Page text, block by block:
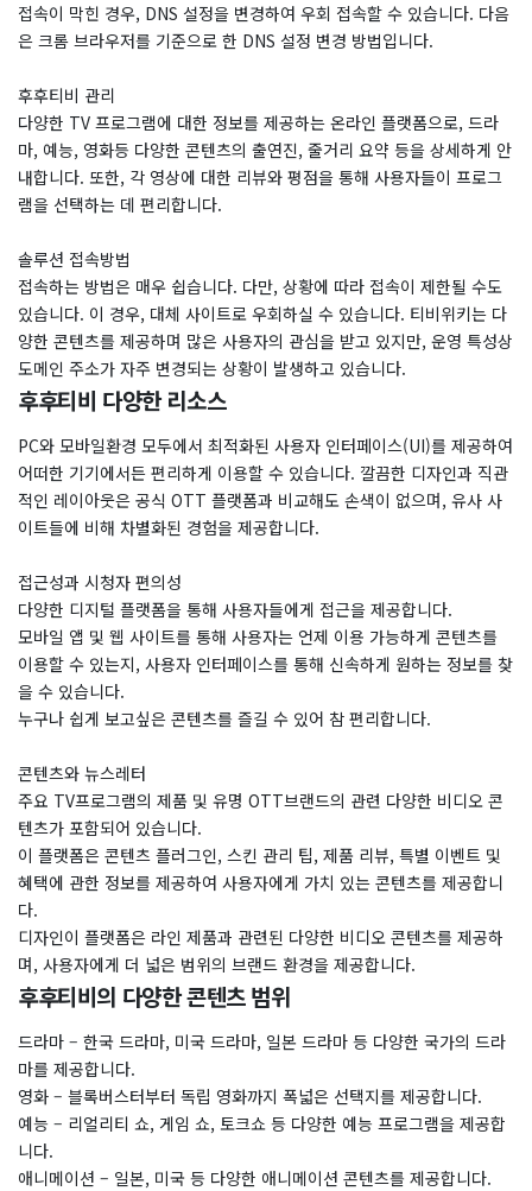
접속이 막힌 경우, DNS 설정을 변경하여 우회 접속할 수 있습니다. 다음
은 크롬 브라우저를 기준으로 한 DNS 설정 변경 방법입니다.
후후티비 관리
다양한 TV 프로그램에 대한 정보를 제공하는 온라인 플랫폼으로, 드라
마, 예능, 영화등 다양한 콘텐츠의 출연진, 줄거리 요약 등을 상세하게 안
내합니다. 또한, 각 영상에 대한 리뷰와 평점을 통해 사용자들이 프로그
램을 선택하는 데 편리합니다.
솔루션 접속방법
접속하는 방법은 매우 쉽습니다. 다만, 상황에 따라 접속이 제한될 수도
있습니다. 이 경우, 대체 사이트로 우회하실 수 있습니다. 티비위키는 다
양한 콘텐츠를 제공하며 많은 사용자의 관심을 받고 있지만, 운영 특성상
도메인 주소가 자주 변경되는 상황이 발생하고 있습니다.
후후티비 다양한 리소스
PC와 모바일환경 모두에서 최적화된 사용자 인터페이스(UI)를 제공하여
어떠한 기기에서든 편리하게 이용할 수 있습니다. 깔끔한 디자인과 직관
적인 레이아웃은 공식 OTT 플랫폼과 비교해도 손색이 없으며, 유사 사
이트들에 비해 차별화된 경험을 제공합니다.
접근성과 시청자 편의성
다양한 디지털 플랫폼을 통해 사용자들에게 접근을 제공합니다.
모바일 앱 및 웹 사이트를 통해 사용자는 언제 이용 가능하게 콘텐츠를
이용할 수 있는지, 사용자 인터페이스를 통해 신속하게 원하는 정보를 찾
을 수 있습니다.
누구나 쉽게 보고싶은 콘텐츠를 즐길 수 있어 참 편리합니다.
콘텐츠와 뉴스레터
주요 TV프로그램의 제품 및 유명 OTT브랜드의 관련 다양한 비디오 콘
텐츠가 포함되어 있습니다.
이 플랫폼은 콘텐츠 플러그인, 스킨 관리 팁, 제품 리뷰, 특별 이벤트 및
혜택에 관한 정보를 제공하여 사용자에게 가치 있는 콘텐츠를 제공합니
다.
디자인이 플랫폼은 라인 제품과 관련된 다양한 비디오 콘텐츠를 제공하
며, 사용자에게 더 넓은 범위의 브랜드 환경을 제공합니다.
후후티비의 다양한 콘텐츠 범위
드라마 – 한국 드라마, 미국 드라마, 일본 드라마 등 다양한 국가의 드라
마를 제공합니다.
영화 – 블록버스터부터 독립 영화까지 폭넓은 선택지를 제공합니다.
예능 – 리얼리티 쇼, 게임 쇼, 토크쇼 등 다양한 예능 프로그램을 제공합
니다.
애니메이션 – 일본, 미국 등 다양한 애니메이션 콘텐츠를 제공합니다.